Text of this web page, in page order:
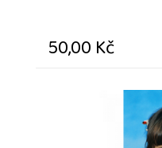
50,00 Kč